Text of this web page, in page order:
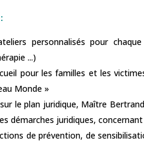
personnalisés pour
...)
pour les familles et les
Monde »
le plan juridique, Maître
démarches juridiques,
de prévention, de